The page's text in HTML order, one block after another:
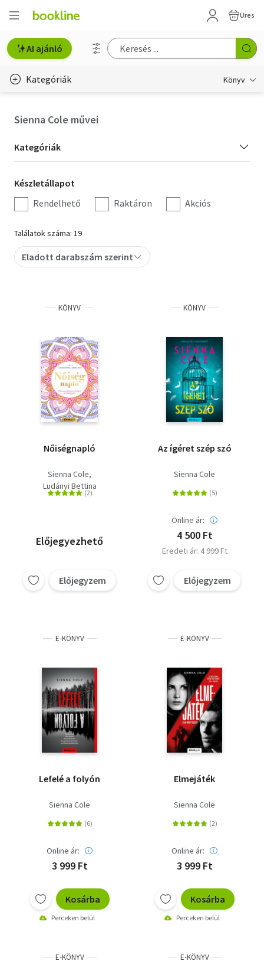
Üres
AI ajánló
Kategóriák Könyv
Hobbi, szabadidő
Irodalom
Művészet
Szakkönyv
Tankönyv, segédkönyv
Társadalomtudomány
Természettudomány
Történelem
Sienna Cole művei
Kategória
szűrés
Kategóriák
Készletállapot
szűrés
Készletállapot
Rendelhető
Raktáron Akciós
Találatok száma: 19
Eladott darabszám szerint
KÖNYV
Nőiségnapló
Sienna Cole
Ludányi Bettina
Előjegyezhető
Előjegyzem
KÖNYV
Az ígéret szép szó
Sienna Cole
Online ár:
4 500 Ft
Eredeti ár: 4 999 Ft
Előjegyzem
E-KÖNYV
Lefelé a folyón
Sienna Cole
Online ár:
3 999 Ft
Kosárba
Perceken belül
E-KÖNYV
Elmejáték
Sienna Cole
Online ár:
3 999 Ft
Kosárba
Perceken belül
E-KÖNYV E-KÖNYV